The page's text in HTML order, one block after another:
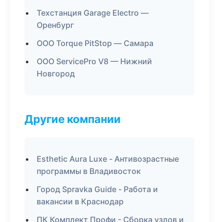
Техстанция Garage Electro —
Оренбург
ООО Torque PitStop — Самара
ООО ServicePro V8 — Нижний
Новгород
Другие компании
Esthetic Aura Luxe - Антивозрастные
программы в Владивосток
Город Spravka Guide - Работа и
вакансии в Краснодар
ПК Комплект Профи - Сборка узлов и